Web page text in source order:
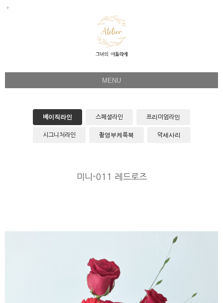
MENU
Flower Directing
Wedding Bouquet
베이직라인 스페셜라인 프리미엄라인
시그니처라인 촬영부케룩북 악세사리
미니-011 레드로즈